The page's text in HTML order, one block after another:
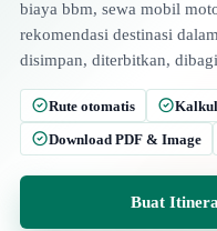
biaya bbm, sewa mobil
rekomendasi destinasi
disimpan, diterbitkan,
Rute otomatis
Download PDF & Image
Buat